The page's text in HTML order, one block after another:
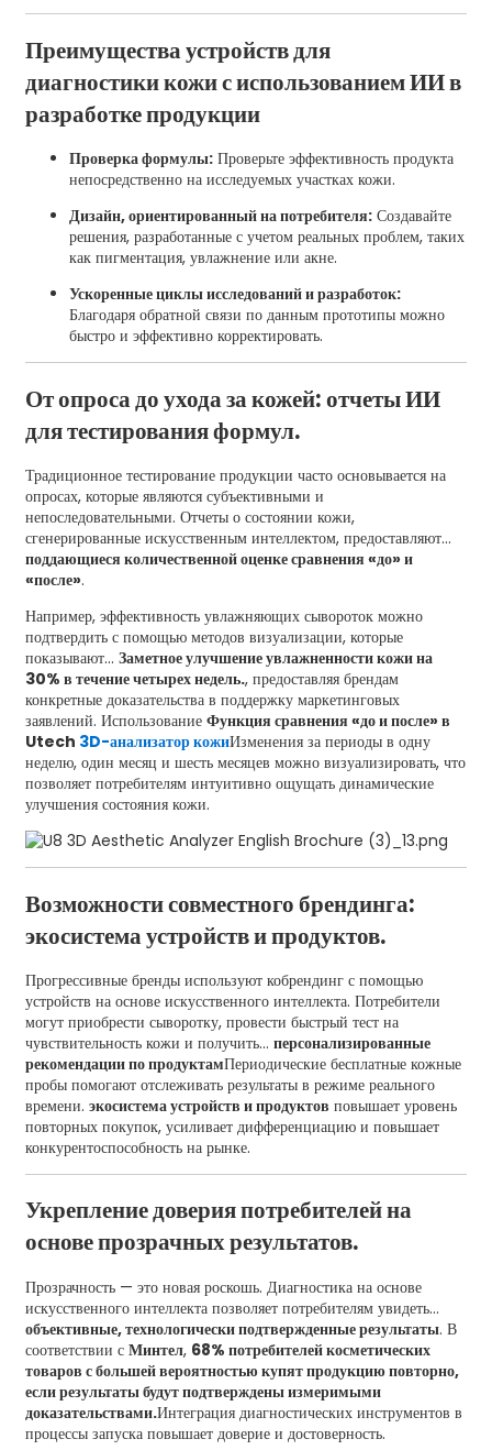
Преимущества устройств для
диагностики кожи с использованием ИИ в
разработке продукции
Проверка формулы:Проверьте эффективность продукта
непосредственно на исследуемых участках кожи.
Дизайн, ориентированный на потребителя:Создавайте
решения, разработанные с учетом реальных проблем, таких
как пигментация, увлажнение или акне.
Ускоренные циклы исследований и разработок:
Благодаря обратной связи по данным прототипы можно
быстро и эффективно корректировать.
От опроса до ухода за кожей: отчеты ИИ
для тестирования формул.
Традиционное тестирование продукции часто основывается на
опросах, которые являются субъективными и
непоследовательными. Отчеты о состоянии кожи,
сгенерированные искусственным интеллектом, предоставляют...
поддающиеся количественной оценке сравнения «до» и
«после».
Например, эффективность увлажняющих сывороток можно
подтвердить с помощью методов визуализации, которые
показывают... Заметное улучшение увлажненности кожи на
30% в течение четырех недель., предоставляя брендам
конкретные доказательства в поддержку маркетинговых
заявлений. Использование Функция сравнения «до и после» в
Utech 3D-анализатор кожиИзменения за периоды в одну
неделю, один месяц и шесть месяцев можно визуализировать, что
позволяет потребителям интуитивно ощущать динамические
улучшения состояния кожи.
Возможности совместного брендинга:
экосистема устройств и продуктов.
Прогрессивные бренды используют кобрендинг с помощью
устройств на основе искусственного интеллекта. Потребители
могут приобрести сыворотку, провести быстрый тест на
чувствительность кожи и получить... персонализированные
рекомендации по продуктамПериодические бесплатные кожные
пробы помогают отслеживать результаты в режиме реального
времени. экосистема устройств и продуктов повышает уровень
повторных покупок, усиливает дифференциацию и повышает
конкурентоспособность на рынке.
Укрепление доверия потребителей на
основе прозрачных результатов.
Прозрачность — это новая роскошь. Диагностика на основе
искусственного интеллекта позволяет потребителям увидеть...
объективные, технологически подтвержденные результаты. В
соответствии с Минтел, 68% потребителей косметических
товаров с большей вероятностью купят продукцию повторно,
если результаты будут подтверждены измеримыми
доказательствами.Интеграция диагностических инструментов в
процессы запуска повышает доверие и достоверность.